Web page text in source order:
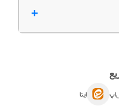
+
ایتا